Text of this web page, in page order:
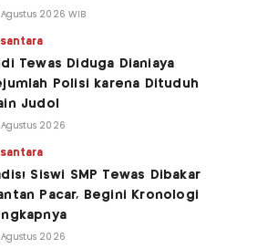
2026 WIB
Tewas Diduga Dianiaya
Polisi karena Dituduh
Judol
2026
Siswi SMP Tewas Dibakar
Pacar, Begini Kronologi
2026